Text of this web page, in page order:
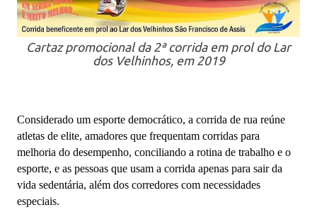
Cartaz promocional da 2ª corrida em prol do Lar
dos Velhinhos, em 2019
Considerado um esporte democrático, a corrida de rua reúne
atletas de elite, amadores que frequentam corridas para
melhoria do desempenho, conciliando a rotina de trabalho e o
esporte, e as pessoas que usam a corrida apenas para sair da
vida sedentária, além dos corredores com necessidades
especiais.